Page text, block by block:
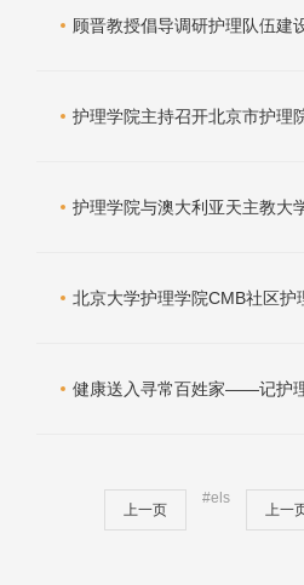
顾晋教授倡导调研护理队伍建设与人
护理学院主持召开北京市护理院试点
护理学院与澳大利亚天主教大学（ACU）护理学院“护理学专业临床型研
北京大学护理学院CMB社区护理骨干师
健康送入寻常百姓家――记护理学院青年
上一页
#els
上一